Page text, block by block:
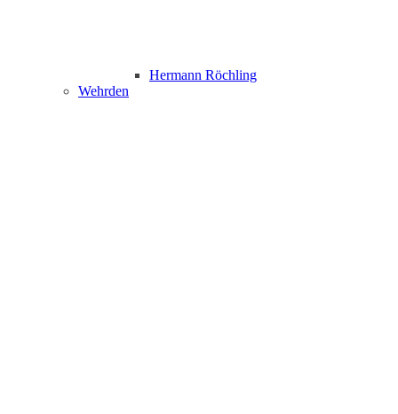
Hermann Röchling
Wehrden